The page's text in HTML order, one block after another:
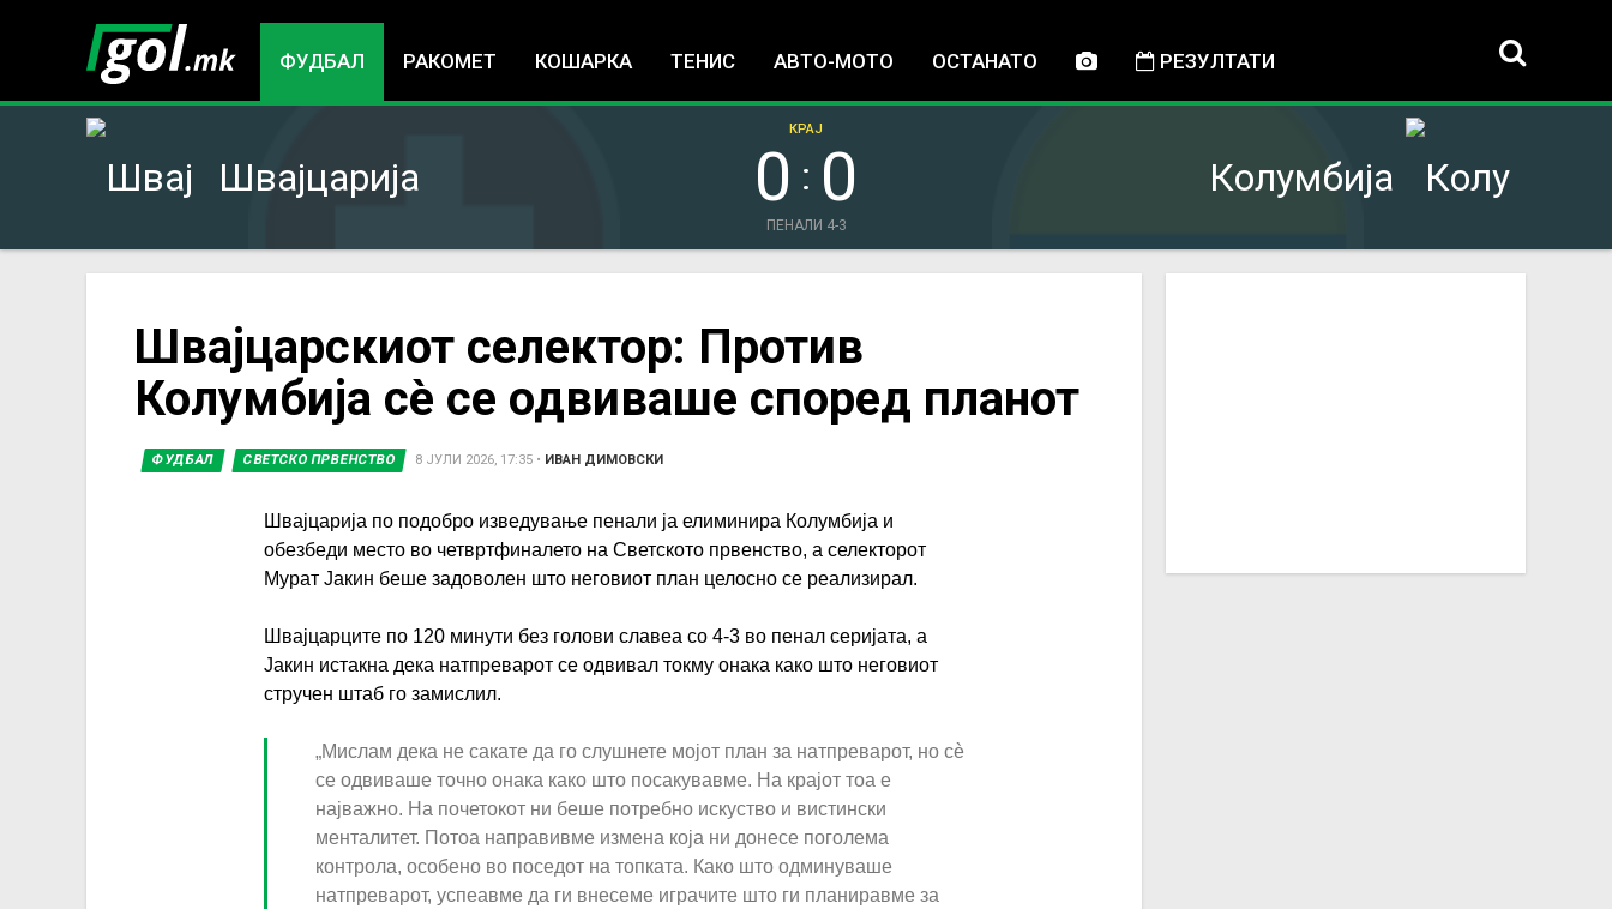
ФУДБАЛ РАКОМЕТ КОШАРКА ТЕНИС АВТО-МОТО ОСТАНАТО РЕЗУЛТАТИ
Швајцарија Колумбија
0 : 0
КРАЈ
ПЕНАЛИ 4-3
here
Швајцарскиот селектор: Против
Колумбија сè се одвиваше според планот
ФУДБАЛ СВЕТСКО ПРВЕНСТВО 8 ЈУЛИ 2026, 17:35• ИВАН ДИМОВСКИ
Швајцарија по подобро изведување пенали ја елиминира Колумбија и
обезбеди место во четвртфиналето на Светското првенство, а селекторот
Мурат Јакин беше задоволен што неговиот план целосно се реализирал.
Швајцарците по 120 минути без голови славеа со 4-3 во пенал серијата, а
Јакин истакна дека натпреварот се одвивал токму онака како што неговиот
стручен штаб го замислил.
„Мислам дека не сакате да го слушнете мојот план за натпреварот, но сè
се одвиваше точно онака како што посакувавме. На крајот тоа е
најважно. На почетокот ни беше потребно искуство и вистински
менталитет. Потоа направивме измена која ни донесе поголема
контрола, особено во поседот на топката. Како што одминуваше
натпреварот, успеавме да ги внесеме играчите што ги планиравме за